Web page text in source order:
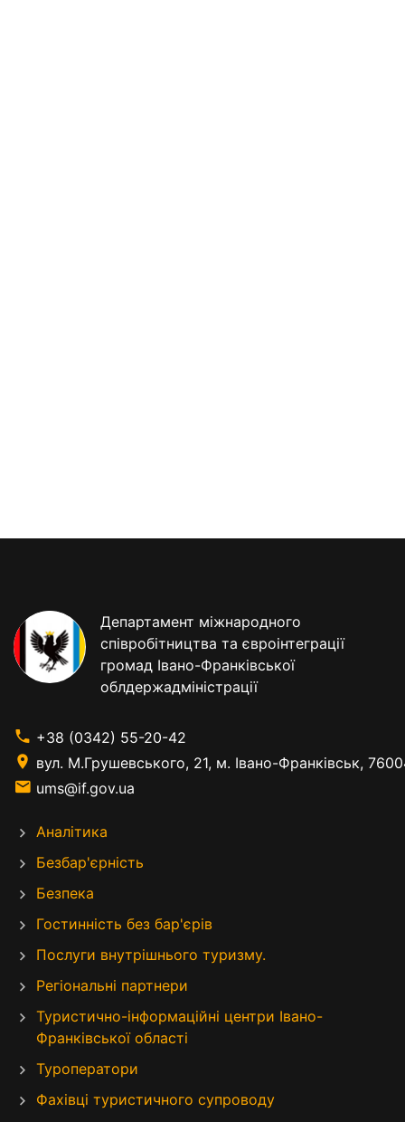
Департамент міжнародного
співробітництва та євроінтеграції
громад Івано-Франківської
облдержадміністрації
+38 (0342) 55-20-42
вул. М.Грушевського, 21, м. Івано-Франківськ,
ums@if.gov.ua
Аналітика
Безбар'єрність
Безпека
Гостинність без бар'єрів
Послуги внутрішнього туризму.
Регіональні партнери
Туристично-інформаційні центри Івано-
Франківської області
Туроператори
Фахівці туристичного супроводу